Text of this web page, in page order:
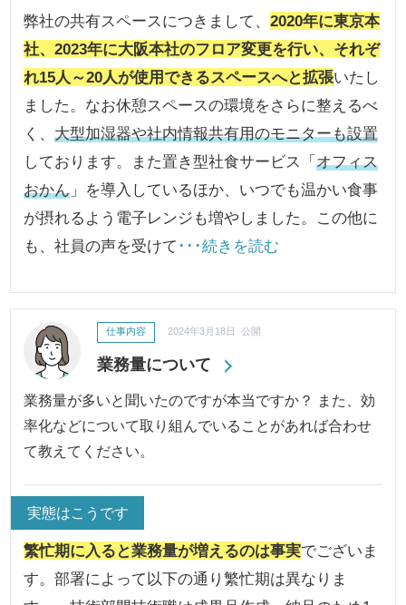
弊社の共有スペースにつきまして、2020年に東京本
社、2023年に大阪本社のフロア変更を行い、それぞ
れ15人～20人が使用できるスペースへと拡張いたし
ました。なお休憩スペースの環境をさらに整えるべ
く、大型加湿器や社内情報共有用のモニターも設置
しております。また置き型社食サービス「オフィス
おかん 」を導入しているほか、いつでも温かい食事
が摂れるよう電子レンジも増やしました。この他に
も、社員の声を受けて ･･･続きを読む
業務量について
仕事内容 2024年3月18日 公開
業務量が多いと聞いたのですが本当ですか？ また、効
率化などについて取り組んでいることがあれば合わせ
て教えてください。
実態はこうです
繁忙期に入ると業務量が増えるのは事実でございま
す。部署によって以下の通り繁忙期は異なりま